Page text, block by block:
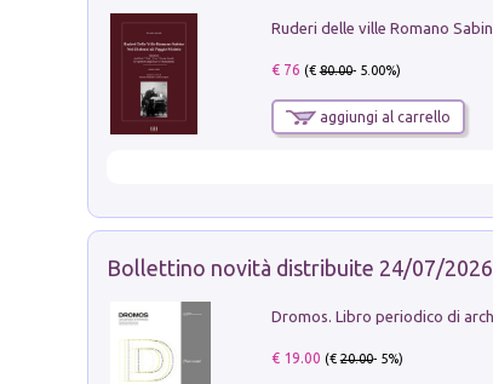
€ 76 (€80.00- 5.00%)
aggiungi al carrello
Bollettino novità distribuite 24/07/2026
€ 19.00 (€20.00- 5%)